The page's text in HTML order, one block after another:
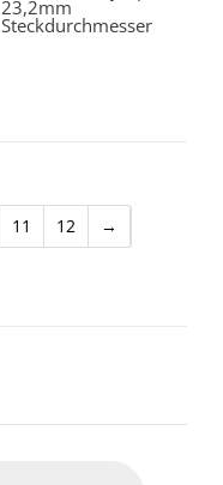
23,2mm
Steckdurchmesser
11 12 →